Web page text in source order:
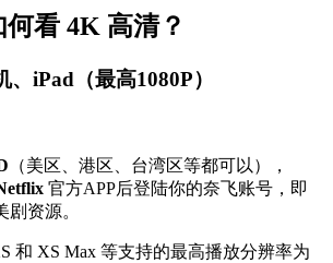
何看 4K 高清？
iPad（最高1080P）
（美区、港区、台湾区等都可以），
官方APP后登陆你的奈飞账号，即
资源。
和 XS Max 等支持的最高播放分辨率为